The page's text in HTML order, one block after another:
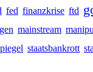
fed finanzkrise ftd
mainstream
staatsbankrott